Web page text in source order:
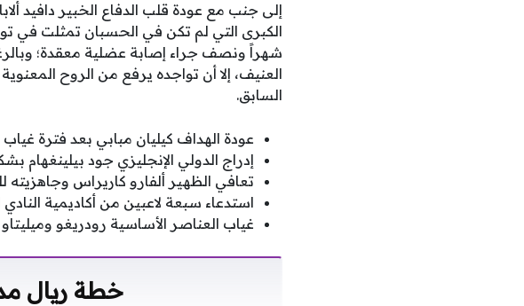
إلى جنب مع عودة قلب الدفاع الخبير دافيد
الكبرى التي لم تكن في الحسبان تمثلت في
شهراً ونصف جراء إصابة عضلية معقدة؛
العنيف، إلا أن تواجده يرفع من الروح
السابق.
عودة الهداف كيليان مبابي بعد فترة
إدراج الدولي الإنجليزي جود بيلينغهام
تعافي الظهير ألفارو كاريراس وجاهزيته
استدعاء سبعة لاعبين من أكاديمية
غياب العناصر الأساسية رودريغو
خطة ريال